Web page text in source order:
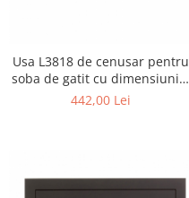
Usa L3818 de cenusar pentru
soba de gatit cu dimensiunile
38 X 18 cm
442,00 Lei